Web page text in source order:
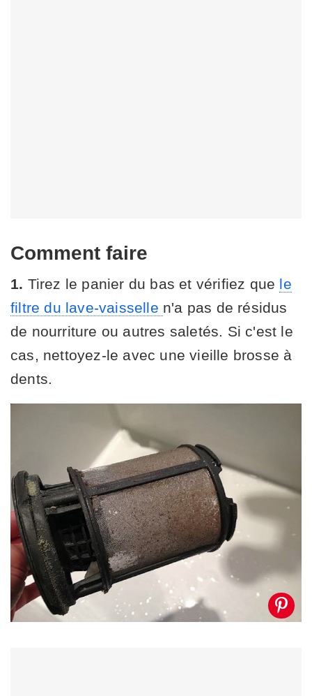
Comment faire
1. Tirez le panier du bas et vérifiez que le
filtre du lave-vaisselle n'a pas de résidus
de nourriture ou autres saletés. Si c'est le
cas, nettoyez-le avec une vieille brosse à
dents.